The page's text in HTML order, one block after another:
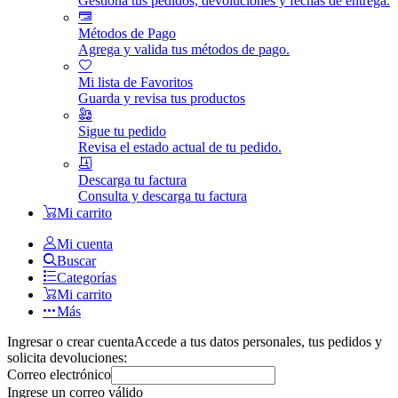
Métodos de Pago
Agrega y valida tus métodos de pago.
Mi lista de Favoritos
Guarda y revisa tus productos
Sigue tu pedido
Revisa el estado actual de tu pedido.
Descarga tu factura
Consulta y descarga tu factura
Mi carrito
Mi cuenta
Buscar
Categorías
Mi carrito
Más
Ingresar o crear cuentaAccede a tus datos personales, tus pedidos y
solicita devoluciones:
Correo electrónico
Ingrese un correo válido